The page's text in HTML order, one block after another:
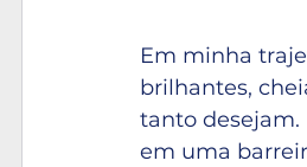
Em minha
brilhantes,
tanto desejam.
em uma